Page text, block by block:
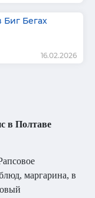
Бегах
16.02.2026
в Полтаве
маргарина, в